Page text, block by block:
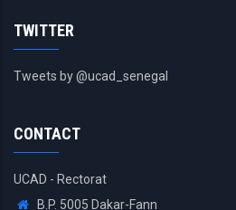
TWITTER
Tweets by @ucad_senegal
CONTACT
UCAD - Rectorat
B.P. 5005 Dakar-Fann